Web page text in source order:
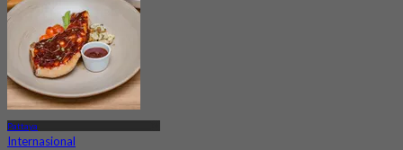
Pattaya
Internasional